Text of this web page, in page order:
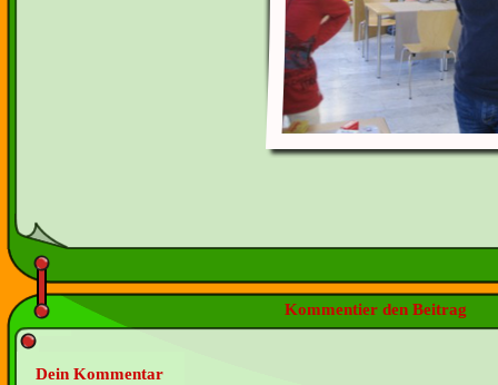
Kommentier den Beitrag
Dein Kommentar